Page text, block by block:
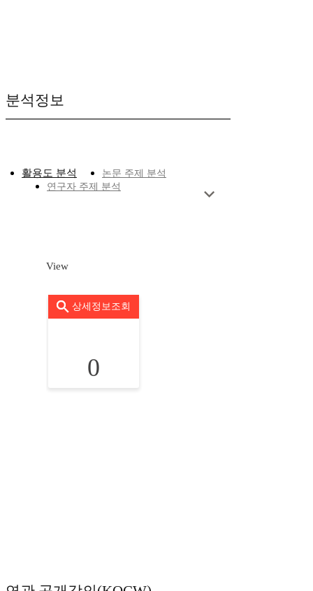
분석정보
활용도 분석
논문 주제 분석
연구자 주제 분석
View
상세정보조회
0